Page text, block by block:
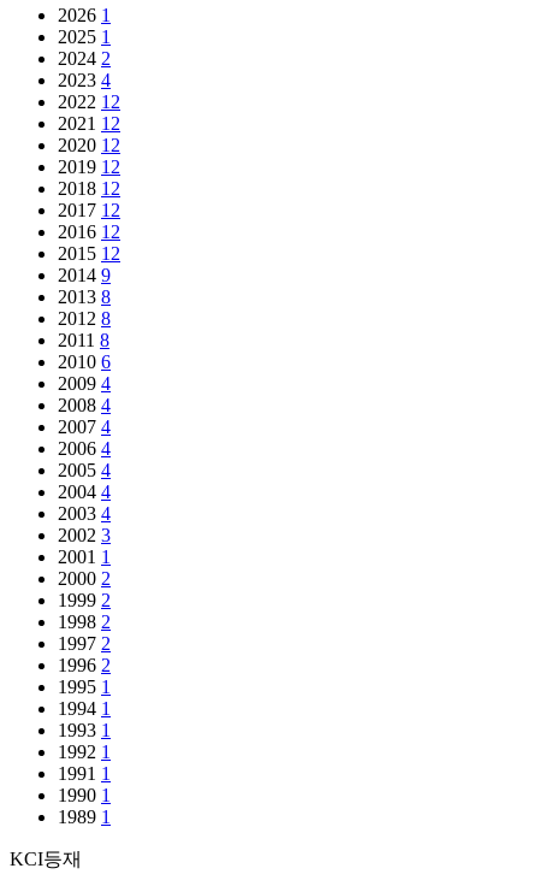
2026 1
2025 1
2024 2
2023 4
2022 12
2021 12
2020 12
2019 12
2018 12
2017 12
2016 12
2015 12
2014 9
2013 8
2012 8
2011 8
2010 6
2009 4
2008 4
2007 4
2006 4
2005 4
2004 4
2003 4
2002 3
2001 1
2000 2
1999 2
1998 2
1997 2
1996 2
1995 1
1994 1
1993 1
1992 1
1991 1
1990 1
1989 1
KCI등재